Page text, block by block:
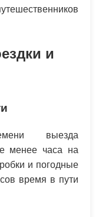
и
выезда
менее часа на
и погодные
время в пути